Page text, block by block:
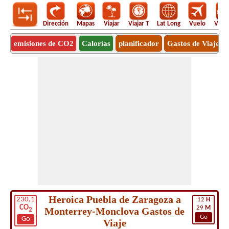
Dirección Mapas Viajar Viajar T Lat Long Vuelo
emisiones de CO2 Calorías planificador Gastos de Viaje
230,1
CO2
Go
12 H
29 M
Go
Heroica Puebla de Zaragoza a
Monterrey-Monclova Gastos de
Viaje